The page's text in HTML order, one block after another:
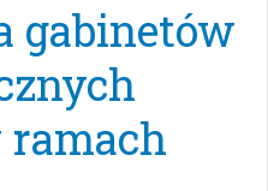
gabinetów